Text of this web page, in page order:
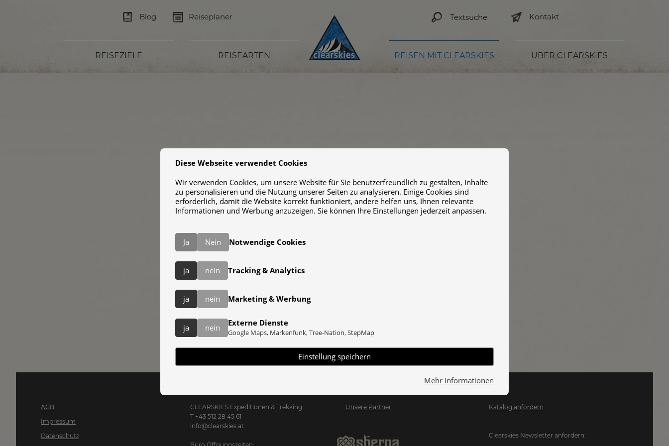
Blog Reiseplaner Kontakt
REISEZIELE REISEARTEN REISEN MIT CLEARSKIES ÜBER CLEARSKIES
AGB
Impressum
Datenschutz
CLEARSKIES Expeditionen & Trekking
T +43 512 28 45 61
info@clearskies.at
Unsere Partner Katalog anfordern
Clearskies Newsletter anfordern:
Diese Webseite verwendet Cookies
Wir verwenden Cookies, um unsere Website für Sie benutzerfreundlich zu gestalten, Inhalte
zu personalisieren und die Nutzung unserer Seiten zu analysieren. Einige Cookies sind
erforderlich, damit die Website korrekt funktioniert, andere helfen uns, Ihnen relevante
Informationen und Werbung anzuzeigen. Sie können Ihre Einstellungen jederzeit anpassen.
Ja Nein Notwendige Cookies
ja nein Tracking & Analytics
ja nein Marketing & Werbung
ja nein Externe Dienste
Google Maps, Markenfunk, Tree-Nation, StepMap
Einstellung speichern
Mehr Informationen